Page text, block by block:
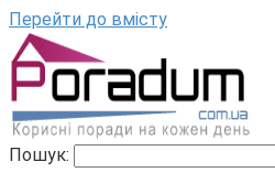
Перейти до вмісту
Пошук: